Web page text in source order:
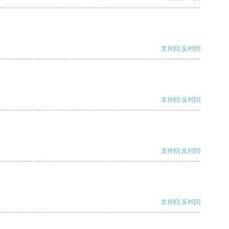
支持[0] 反对[0]
支持[0] 反对[0]
支持[0] 反对[0]
支持[0] 反对[0]